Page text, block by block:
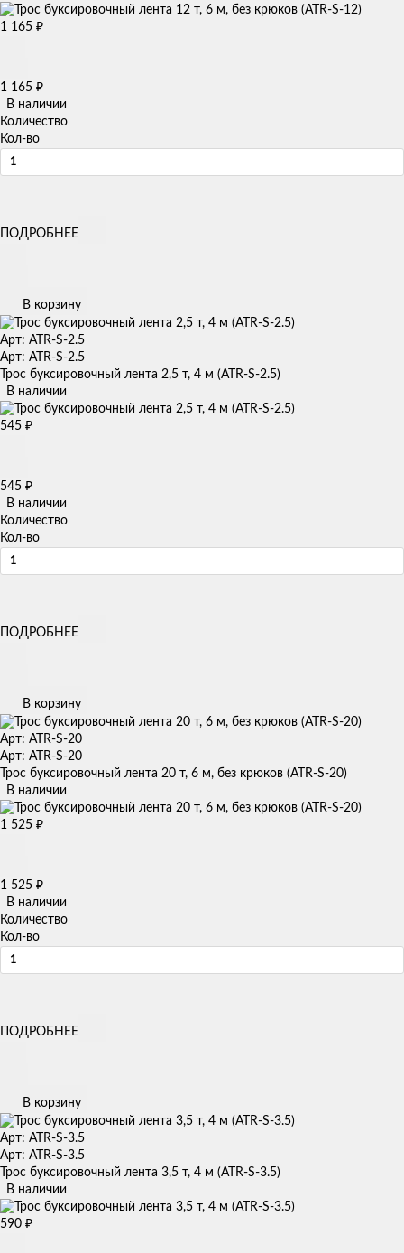
1 165 ₽
1 165 ₽
В наличии
Количество
Кол-во
ПОДРОБНЕЕ
В корзину
Арт: ATR-S-2.5
Арт: ATR-S-2.5
Трос буксировочный лента 2,5 т, 4 м (ATR-S-2.5)
В наличии
545 ₽
545 ₽
В наличии
Количество
Кол-во
ПОДРОБНЕЕ
В корзину
Арт: ATR-S-20
Арт: ATR-S-20
Трос буксировочный лента 20 т, 6 м, без крюков (ATR-S-20)
В наличии
1 525 ₽
1 525 ₽
В наличии
Количество
Кол-во
ПОДРОБНЕЕ
В корзину
Арт: ATR-S-3.5
Арт: ATR-S-3.5
Трос буксировочный лента 3,5 т, 4 м (ATR-S-3.5)
В наличии
590 ₽